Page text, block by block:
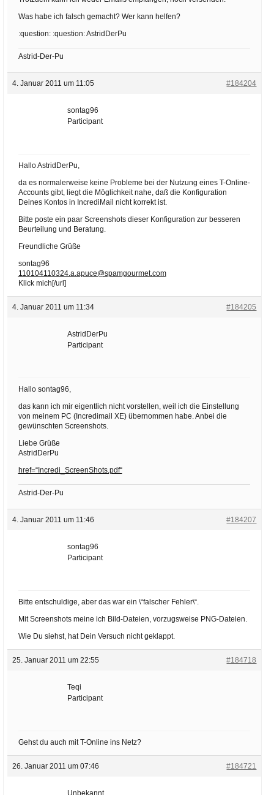
Was habe ich falsch gemacht? Wer kann helfen?
:question: :question: AstridDerPu
Astrid-Der-Pu
4. Januar 2011 um 11:05 #184204
sontag96
Participant
Hallo AstridDerPu,
da es normalerweise keine Probleme bei der Nutzung eines T-Online-
Accounts gibt, liegt die Möglichkeit nahe, daß die Konfiguration
Deines Kontos in IncrediMail nicht korrekt ist.
Bitte poste ein paar Screenshots dieser Konfiguration zur besseren
Beurteilung und Beratung.
Freundliche Grüße
sontag96
110104110324.a.apuce@spamgourmet.com
Klick mich[/url]
4. Januar 2011 um 11:34 #184205
AstridDerPu
Participant
Hallo sontag96,
das kann ich mir eigentlich nicht vorstellen, weil ich die Einstellung
von meinem PC (Incredimail XE) übernommen habe. Anbei die
gewünschten Screenshots.
Liebe Grüße
AstridDerPu
href=“Incredi_ScreenShots.pdf“
Astrid-Der-Pu
4. Januar 2011 um 11:46 #184207
sontag96
Participant
Bitte entschuldige, aber das war ein \“falscher Fehler\“.
Mit Screenshots meine ich Bild-Dateien, vorzugsweise PNG-Dateien.
Wie Du siehst, hat Dein Versuch nicht geklappt.
25. Januar 2011 um 22:55 #184718
Teqi
Participant
Gehst du auch mit T-Online ins Netz?
26. Januar 2011 um 07:46 #184721
Unbekannt